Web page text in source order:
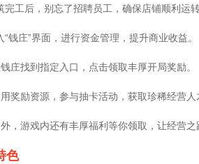
完工后，别忘了招聘员工，确保店铺顺利运转
“钱庄”界面，进行资金管理，提升商业收益。
庄找到指定入口，点击领取丰厚开局奖励。
奖励资源，参与抽卡活动，获取珍稀经营人
，游戏内还有丰厚福利等你领取，让经营之
色